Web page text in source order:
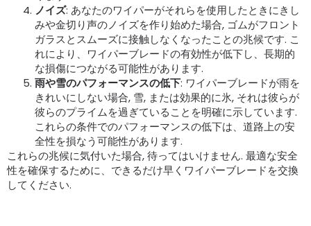
ノイズ: あなたのワイパーがそれらを使用したときにきし
みや金切り声のノイズを作り始めた場合, ゴムがフロント
ガラスとスムーズに接触しなくなったことの兆候です. こ
れにより、ワイパーブレードの有効性が低下し、長期的
な損傷につながる可能性があります.
雨や雪のパフォーマンスの低下: ワイパーブレードが雨を
きれいにしない場合, 雪, または効果的に氷, それは彼らが
彼らのプライムを過ぎていることを明確に示しています.
これらの条件でのパフォーマンスの低下は、道路上の安
全性を損なう可能性があります.
これらの兆候に気付いた場合, 待ってはいけません. 最適な安全
性を確保するために、できるだけ早くワイパーブレードを交換
してください.